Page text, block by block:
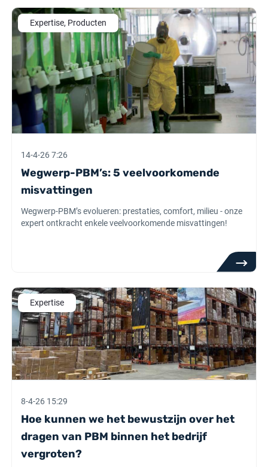
Expertise, Producten
14-4-26 7:26
Wegwerp-PBM’s: 5 veelvoorkomende
misvattingen
Wegwerp-PBM’s evolueren: prestaties, comfort, milieu - onze
expert ontkracht enkele veelvoorkomende misvattingen!
Expertise
8-4-26 15:29
Hoe kunnen we het bewustzijn over het
dragen van PBM binnen het bedrijf
vergroten?